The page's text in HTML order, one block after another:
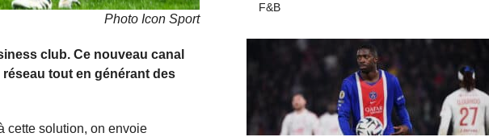
Photo Icon Sport
club. Ce nouveau canal
tout en générant des
cette solution, on envoie
F&B